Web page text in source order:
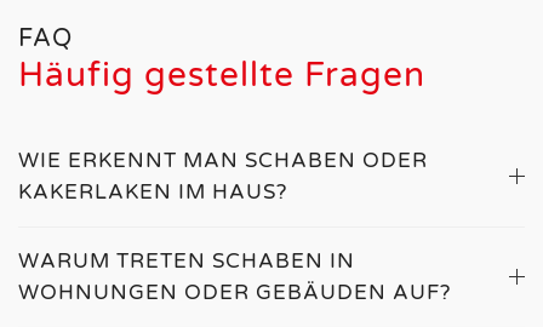
FAQ
Häufig gestellte Fragen
WIE ERKENNT MAN SCHABEN ODER
KAKERLAKEN IM HAUS?
WARUM TRETEN SCHABEN IN
WOHNUNGEN ODER GEBÄUDEN AUF?